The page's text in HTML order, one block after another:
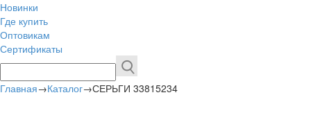
Новинки
Где купить
Оптовикам
Сертификаты
Главная→Каталог→СЕРЬГИ 33815234